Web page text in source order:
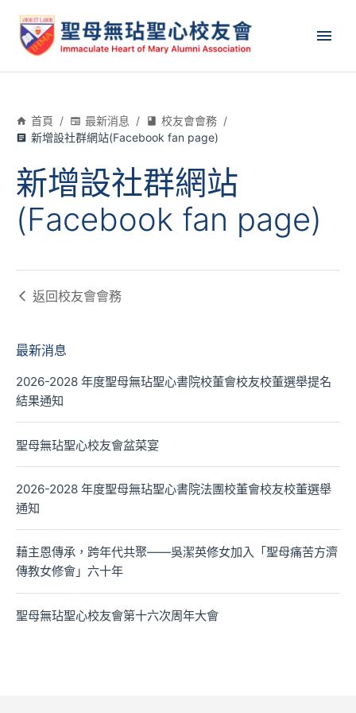
首頁 / 最新消息 / 校友會會務 /
新增設社群網站(Facebook fan page)
新增設社群網站
(Facebook fan page)
返回校友會會務
最新消息
2026-2028 年度聖母無玷聖心書院校董會校友校董選舉提名
結果通知
聖母無玷聖心校友會盆菜宴
2026-2028 年度聖母無玷聖心書院法團校董會校友校董選舉
通知
藉主恩傳承，跨年代共聚——吳潔英修女加入「聖母痛苦方濟
傳教女修會」六十年
聖母無玷聖心校友會第十六次周年大會